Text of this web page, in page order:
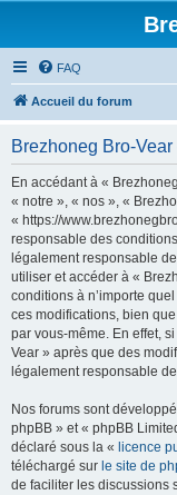
FAQ
Accueil du forum
Brezhoneg Bro-
En accédant à «
« notre », « nos », «
« https://
responsable des
légalement responsable
utiliser et accéder à «
conditions à n’importe
ces modifications, bien
par vous-même. En effet,
Vear » après que des
légalement responsable
Nos forums sont
phpBB » et « phpBB
déclaré sous la « licence
téléchargé sur le site de
de faciliter les discussions